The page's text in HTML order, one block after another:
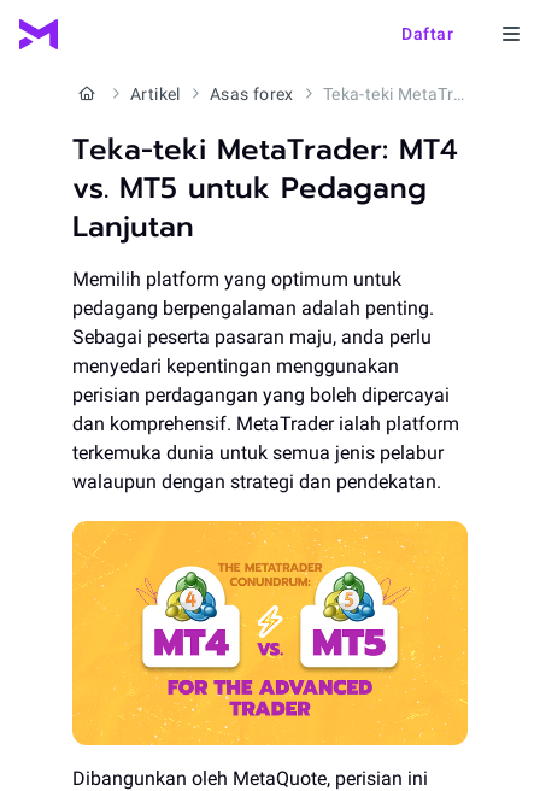
Daftar
Artikel Asas forex Teka-teki MetaTrader: MT4 vs. MT5 untuk Pedagang Lanjutan
Teka-teki MetaTrader: MT4
vs. MT5 untuk Pedagang
Lanjutan
Memilih platform yang optimum untuk
pedagang berpengalaman adalah penting.
Sebagai peserta pasaran maju, anda perlu
menyedari kepentingan menggunakan
perisian perdagangan yang boleh dipercayai
dan komprehensif. MetaTrader ialah platform
terkemuka dunia untuk semua jenis pelabur
walaupun dengan strategi dan pendekatan.
Dibangunkan oleh MetaQuote, perisian ini